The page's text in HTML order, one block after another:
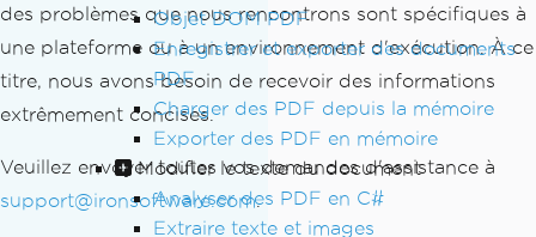
Objet DOM PDF
Enregistrer et exporter des documents
PDF
Charger des PDF depuis la mémoire
Exporter des PDF en mémoire
Modifier le texte du document
Analyser des PDF en C#
Extraire texte et images
des problèmes que nous rencontrons sont spécifiques à
une plateforme ou à un environnement d'exécution. À ce
titre, nous avons besoin de recevoir des informations
extrêmement concises.
Veuillez envoyer toutes vos demandes d'assistance à
support@ironsoftware.com.